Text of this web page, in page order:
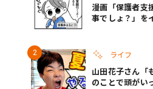
漫画「保護者支
事でしょ？」を
ライフ
山田花子さん「
のことで頭がい